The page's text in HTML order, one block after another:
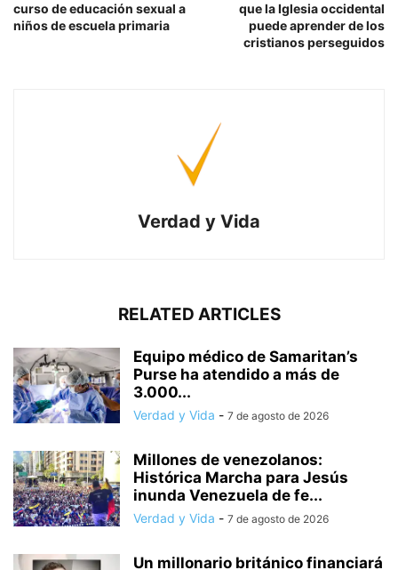
curso de educación sexual a
niños de escuela primaria
que la Iglesia occidental
puede aprender de los
cristianos perseguidos
Verdad y Vida
RELATED ARTICLES
Equipo médico de Samaritan’s
Purse ha atendido a más de
3.000...
Verdad y Vida - 7 de agosto de 2026
Millones de venezolanos:
Histórica Marcha para Jesús
inunda Venezuela de fe...
Verdad y Vida - 7 de agosto de 2026
Un millonario británico financiará